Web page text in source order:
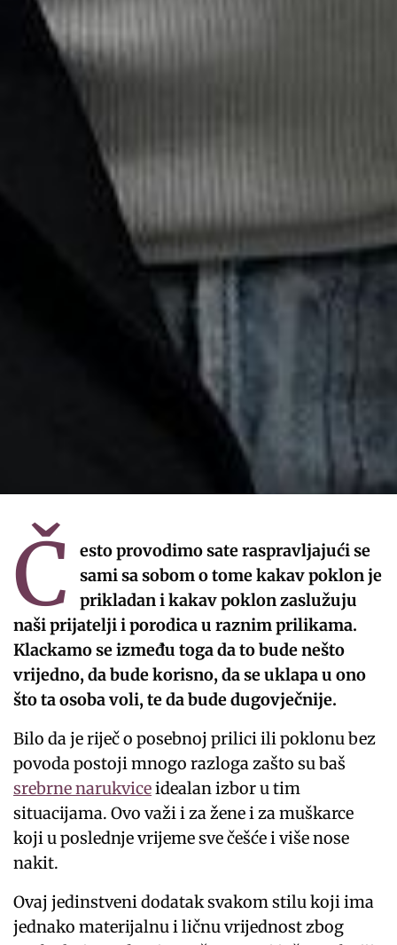
Č
esto provodimo sate raspravljajući se
sami sa sobom o tome kakav poklon je
prikladan i kakav poklon zaslužuju
naši prijatelji i porodica u raznim prilikama.
Klackamo se između toga da to bude nešto
vrijedno, da bude korisno, da se uklapa u ono
što ta osoba voli, te da bude dugovječnije.
Bilo da je riječ o posebnoj prilici ili poklonu bez
povoda postoji mnogo razloga zašto su baš
srebrne narukviceidealan izbor u tim
situacijama. Ovo važi i za žene i za muškarce
koji u poslednje vrijeme sve češće i više nose
nakit.
Ovaj jedinstveni dodatak svakom stilu koji ima
jednako materijalnu i ličnu vrijednost zbog